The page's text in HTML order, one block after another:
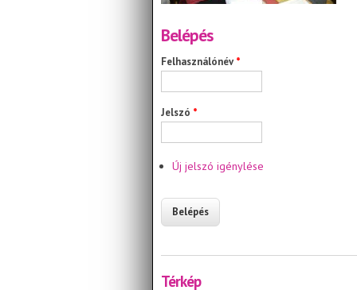
Belépés
Felhasználónév*
Jelszó *
Új jelszó igénylése
Térkép